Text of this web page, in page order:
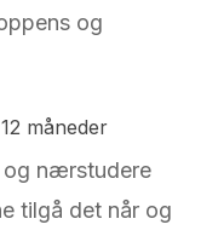
og
måneder
og nærstudere
tilgå det når og